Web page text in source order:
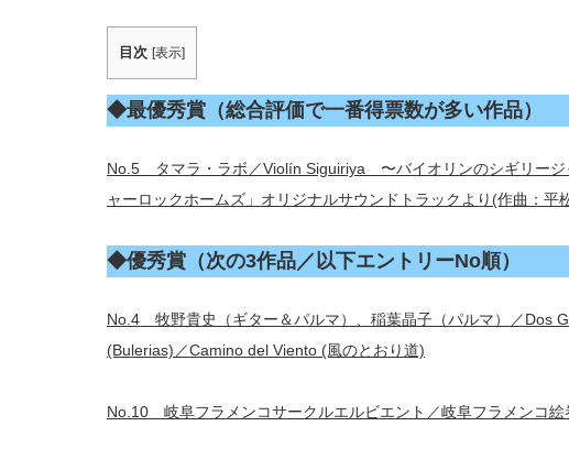
目次 [表示]
◆最優秀賞（総合評価で一番得票数が多い作品）
No.5 タマラ・ラボ／Violín Siguiriya 〜バイオリンのシギリージ
ャーロックホームズ」オリジナルサウンドトラックより(作曲：平
◆優秀賞（次の3作品／以下エントリーNo順）
No.4 牧野貴史（ギター＆パルマ）、稲葉晶子（パルマ）／Dos
(Bulerias)／Camino del Viento (風のとおり道)
No.10 岐阜フラメンコサークルエルビエント／岐阜フラメンコ絵